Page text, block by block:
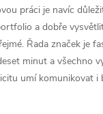
práci je navíc
a dobře
Řada značek je
minut a všechno
umí komunikovat i